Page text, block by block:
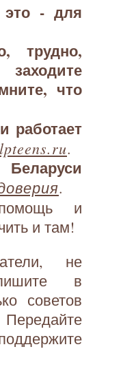
это - для
трудно,
что
работает
.
.
и
и там!
не
в
советов